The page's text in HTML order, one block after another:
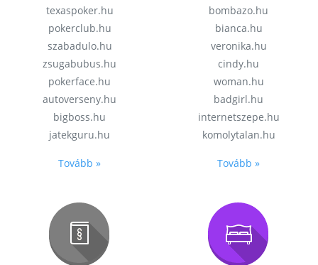
texaspoker.hu
pokerclub.hu
szabadulo.hu
zsugabubus.hu
pokerface.hu
autoverseny.hu
bigboss.hu
jatekguru.hu
Tovább »
bombazo.hu
bianca.hu
veronika.hu
cindy.hu
woman.hu
badgirl.hu
internetszepe.hu
komolytalan.hu
Tovább »